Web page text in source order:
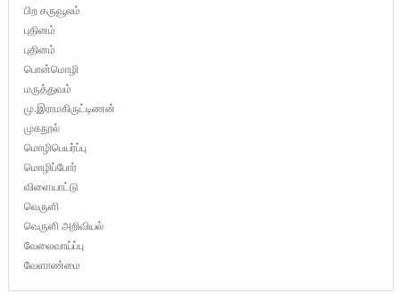
பிற கருவூலம்
புதினம்
புதினம்
பொன்மொழி
மருத்துவம்
மு.இராமகிருட்டிணன்
முகநூல்
மொழிபெயர்ப்பு
மொழிப்போர்
விளையாட்டு
வெருளி
வெருளி அறிவியல்
வேலைவாய்ப்பு
வேளாண்மை